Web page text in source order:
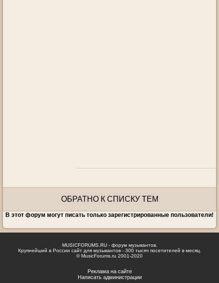
ОБРАТНО К СПИСКУ ТЕМ
В этот форум могут писать только зарегистрированные пользователи!
MUSICFORUMS.RU - форум музыкантов.
Крупнейший в России сайт для музыкантов - 300 тысяч посетителей в месяц.
© MusicForums.ru 2001-2020
Реклама на сайте
Написать администрации